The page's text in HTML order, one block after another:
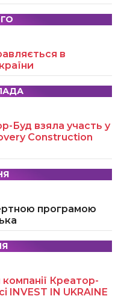
в
Буд взяла участь у
Construction
програмою
Креатор-
INVEST IN UKRAINE